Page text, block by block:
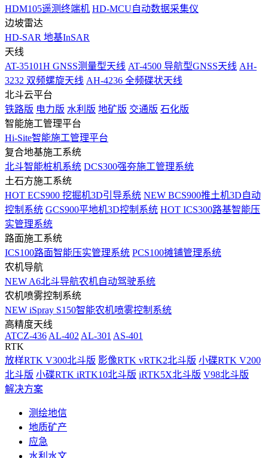
HDM105遥测终端机 HD-MCU自动数据采集仪
边坡雷达
HD-SAR 地基InSAR
天线
AT-35101H GNSS测量型天线 AT-4500 导航型GNSS天线 AH-
3232 双频螺旋天线 AH-4236 全频碟状天线
北斗云平台
铁路版 电力版 水利版 地矿版 交通版 石化版
智能施工管理平台
Hi-Site智能施工管理平台
复合地基施工系统
北斗智能桩机系统 DCS300强夯施工管理系统
土石方施工系统
HOT ECS900 挖掘机3D引导系统 NEW BCS900推土机3D自动
控制系统 GCS900平地机3D控制系统 HOT ICS300路基智能压
实管理系统
路面施工系统
ICS100路面智能压实管理系统 PCS100摊铺管理系统
农机导航
NEW A6北斗导航农机自动驾驶系统
农机喷雾控制系统
NEW iSpray S150智能农机喷雾控制系统
高精度天线
ATCZ-436 AL-402 AL-301 AS-401
RTK
放样RTK V300北斗版 影像RTK vRTK2北斗版 小碟RTK V200
北斗版 小碟RTK iRTK10北斗版 iRTK5X北斗版 V98北斗版
解决方案
测绘地信
地质矿产
应急
水利水文